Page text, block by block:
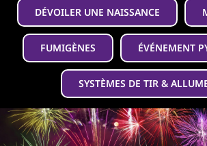
DÉVOILER UNE NAISSANCE
FUMIGÈNES ÉVÉNEMENT
SYSTÈMES DE TIR &